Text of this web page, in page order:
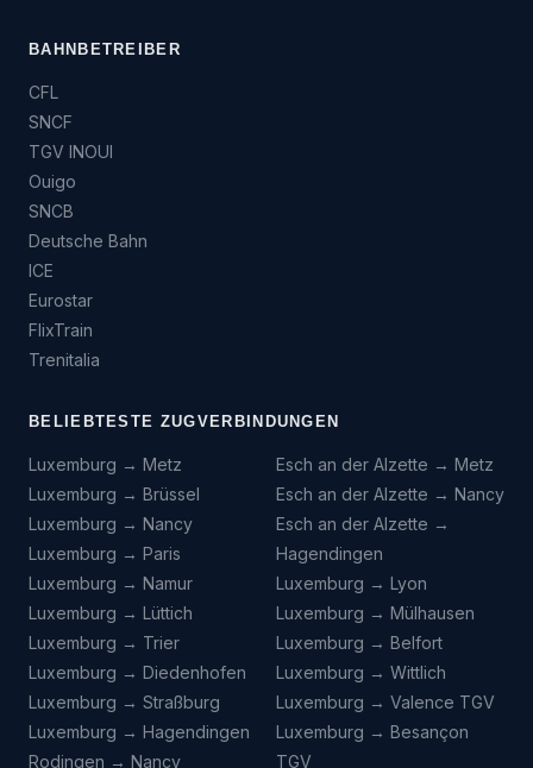
BAHNBETREIBER
CFL
SNCF
TGV INOUI
Ouigo
SNCB
Deutsche Bahn
ICE
Eurostar
FlixTrain
Trenitalia
BELIEBTESTE ZUGVERBINDUNGEN
Luxemburg → Metz
Luxemburg → Brüssel
Luxemburg → Nancy
Luxemburg → Paris
Luxemburg → Namur
Luxemburg → Lüttich
Luxemburg → Trier
Luxemburg → Diedenhofen
Luxemburg → Straßburg
Luxemburg → Hagendingen
Rodingen → Nancy
Esch an der Alzette → Metz
Esch an der Alzette → Nancy
Esch an der Alzette →
Hagendingen
Luxemburg → Lyon
Luxemburg → Mülhausen
Luxemburg → Belfort
Luxemburg → Wittlich
Luxemburg → Valence TGV
Luxemburg → Besançon
TGV